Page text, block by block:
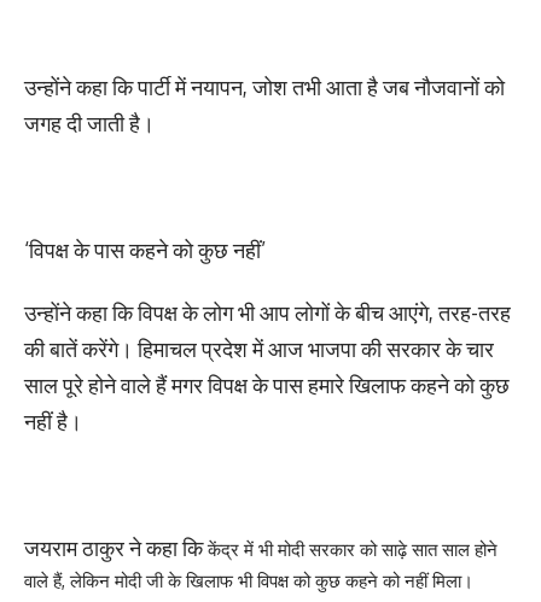
उन्होंने कहा कि पार्टी में नयापन, जोश तभी आता है जब नौजवानों को
जगह दी जाती है।
‘विपक्ष के पास कहने को कुछ नहीं’
उन्होंने कहा कि विपक्ष के लोग भी आप लोगों के बीच आएंगे, तरह-तरह
की बातें करेंगे। हिमाचल प्रदेश में आज भाजपा की सरकार के चार
साल पूरे होने वाले हैं मगर विपक्ष के पास हमारे खिलाफ कहने को कुछ
नहीं है।
जयराम ठाकुर ने कहा किकेंद्र में भी मोदी सरकार को साढ़े सात साल होने
वाले हैं, लेकिन मोदी जी के खिलाफ भी विपक्ष को कुछ कहने को नहीं मिला।